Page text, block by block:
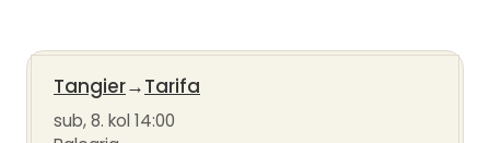
Tangier→Tarifa
sub, 8. kol 14:00